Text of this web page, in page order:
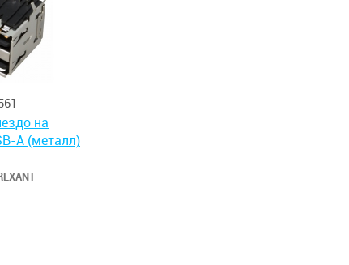
на
A (металл)